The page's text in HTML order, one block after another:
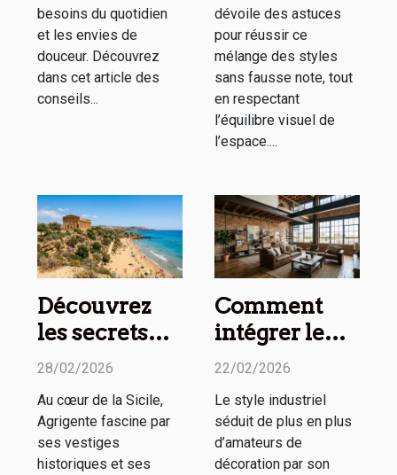
besoins du quotidien
et les envies de
douceur. Découvrez
dans cet article des
conseils...
dévoile des astuces
pour réussir ce
mélange des styles
sans fausse note, tout
en respectant
l’équilibre visuel de
l’espace....
Découvrez
les secrets
des temples
plages
d'Agrigente
28/02/2026
Au cœur de la Sicile,
Agrigente fascine par
ses vestiges
historiques et ses
Comment
intégrer le
style
dans votre
intérieur ?
22/02/2026
Le style industriel
séduit de plus en plus
d’amateurs de
décoration par son